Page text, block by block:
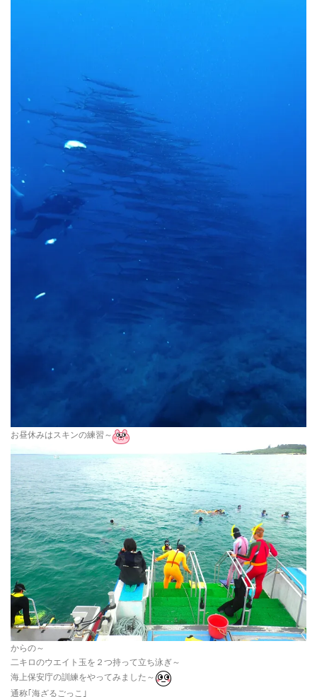
お昼休みはスキンの練習～
からの～
二キロのウエイト玉を２つ持って立ち泳ぎ～
海上保安庁の訓練をやってみました～
通称｢海ざるごっこ｣